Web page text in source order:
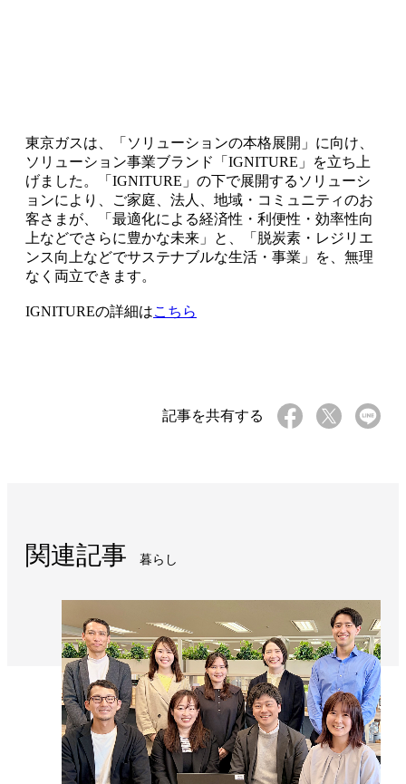
東京ガスは、「ソリューションの本格展開」に向け、
ソリューション事業ブランド「IGNITURE」を立ち上
げました。「IGNITURE」の下で展開するソリューシ
ョンにより、ご家庭、法人、地域・コミュニティのお
客さまが、「最適化による経済性・利便性・効率性向
上などでさらに豊かな未来」と、「脱炭素・レジリエ
ンス向上などでサステナブルな生活・事業」を、無理
なく両立できます。
IGNITUREの詳細はこちら
記事を共有する
関連記事 暮らし